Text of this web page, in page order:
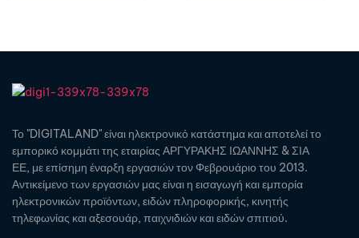
Το "DIGITALAND" είναι ηλεκτρονικό κατάστημα και αποτελεί το
εμπορικό κομμάτι της εταιρίας ΑΡΓΥΡΑΚΗΣ ΙΩΑΝΝΗΣ & ΣΙΑ
ΕΕ, με επίσημη έναρξη εργασιών τον Φεβρουάριο του 2013.
Αντικείμενο των εργασιών μας είναι η εισαγωγή και εμπορία
ηλεκτρονικών προϊόντων, ειδών πληροφορικής, κινητής
τηλεφωνίας και αξεσουάρ, παιχνιδιών και ειδών σπιτιού.